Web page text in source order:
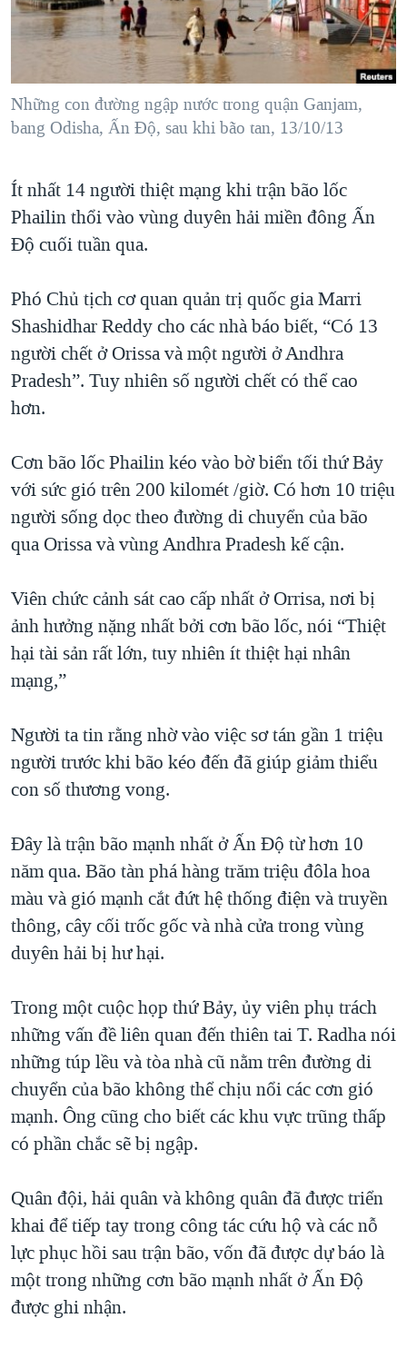
"Tìm"NGƯỜI VIỆT HẢI NGOẠI
ĐỜI SỐNG
KINH TẾ
KHOA HỌC
VĂN HOÁ
THỂ THAO
GIÁO DỤC
TẠI
HÀNH TRÌNH BẦU CỬ 2024
MỘT NĂM CHIẾN TRANH TẠI DẢI GAZA
GIẢI MÃ VÀNH ĐAI & CON ĐƯỜNG
NGÀY TỊ NẠN THẾ GIỚI
GROUND ZERO – XƯA VÀ NAY
CHI PHÍ CHIẾN TRANH AFGHANISTAN
THƯỢNG ĐỈNH TRUMP-KIM TẠI VIỆT NAM
TRỊNH VĨNH BÌNH VS. CHÍNH PHỦ VIỆT NAM
NGƯ DÂN VIỆT VÀ LÀN SÓNG TRỘM HẢI SÂM
VIDEO
NGHE
MẠNG XÃ HỘI
Ngôn ngữ khác
Những con đường ngập nước trong quận Ganjam,
bang Odisha, Ấn Độ, sau khi bão tan, 13/10/13
Ít nhất 14 người thiệt mạng khi trận bão lốc
Phailin thổi vào vùng duyên hải miền đông Ấn
Độ cuối tuần qua.
Phó Chủ tịch cơ quan quản trị quốc gia Marri
Shashidhar Reddy cho các nhà báo biết, “Có 13
người chết ở Orissa và một người ở Andhra
Pradesh”. Tuy nhiên số người chết có thể cao
hơn.
Cơn bão lốc Phailin kéo vào bờ biển tối thứ Bảy
với sức gió trên 200 kilomét /giờ. Có hơn 10 triệu
người sống dọc theo đường di chuyển của bão
qua Orissa và vùng Andhra Pradesh kế cận.
Viên chức cảnh sát cao cấp nhất ở Orrisa, nơi bị
ảnh hưởng nặng nhất bởi cơn bão lốc, nói “Thiệt
hại tài sản rất lớn, tuy nhiên ít thiệt hại nhân
mạng,”
Người ta tin rằng nhờ vào việc sơ tán gần 1 triệu
người trước khi bão kéo đến đã giúp giảm thiểu
con số thương vong.
Đây là trận bão mạnh nhất ở Ấn Độ từ hơn 10
năm qua. Bão tàn phá hàng trăm triệu đôla hoa
màu và gió mạnh cắt đứt hệ thống điện và truyền
thông, cây cối trốc gốc và nhà cửa trong vùng
duyên hải bị hư hại.
Trong một cuộc họp thứ Bảy, ủy viên phụ trách
những vấn đề liên quan đến thiên tai T. Radha nói
những túp lều và tòa nhà cũ nằm trên đường di
chuyển của bão không thể chịu nổi các cơn gió
mạnh. Ông cũng cho biết các khu vực trũng thấp
có phần chắc sẽ bị ngập.
Quân đội, hải quân và không quân đã được triển
khai để tiếp tay trong công tác cứu hộ và các nỗ
lực phục hồi sau trận bão, vốn đã được dự báo là
một trong những cơn bão mạnh nhất ở Ấn Độ
được ghi nhận.